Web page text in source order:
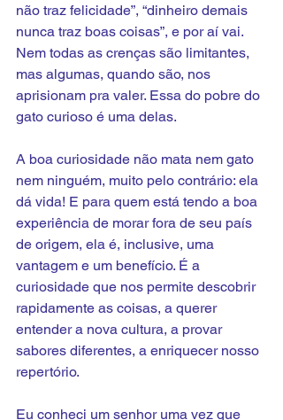
não traz felicidade”, “dinheiro demais
nunca traz boas coisas”, e por aí vai.
Nem todas as crenças são limitantes,
mas algumas, quando são, nos
aprisionam pra valer. Essa do pobre do
gato curioso é uma delas.
A boa curiosidade não mata nem gato
nem ninguém, muito pelo contrário: ela
dá vida! E para quem está tendo a boa
experiência de morar fora de seu país
de origem, ela é, inclusive, uma
vantagem e um benefício. É a
curiosidade que nos permite descobrir
rapidamente as coisas, a querer
entender a nova cultura, a provar
sabores diferentes, a enriquecer nosso
repertório.
Eu conheci um senhor uma vez que